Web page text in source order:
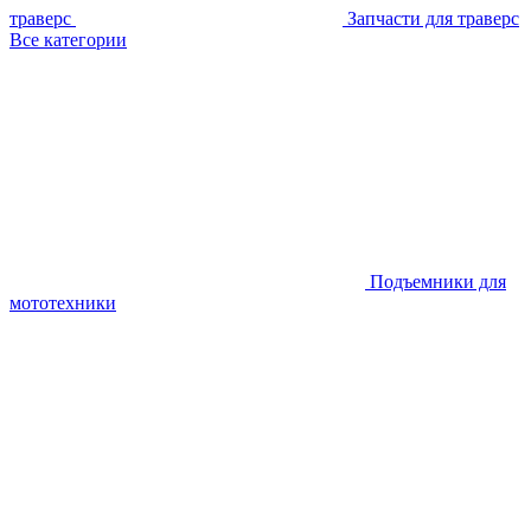
траверс
Запчасти для траверс
Все категории
Подъемники для
мототехники